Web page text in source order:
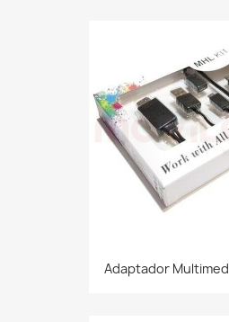
Adaptador